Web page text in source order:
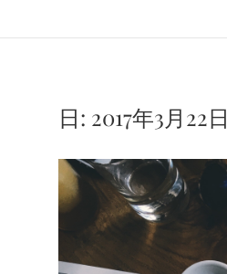
日: 2017年3月22日